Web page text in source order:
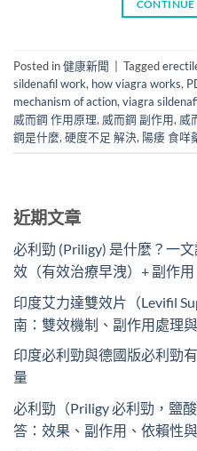
CONTINUE
Posted in健康新聞 Tagged
sildenafil work, how viagra works,
mechanism of action, viagra
威而鋼 作用原理, 威而鋼 副作用, 威
鋼是什麼, 硬度不足 解決, 陽痿 食咩
近期文章
必利勁 (Priligy) 是什麼？一
效（有效治療早洩）+ 副作用
印度艾力達雙效片（Levifil
南：雙效機制、副作用處理
印度必利勁與德國版必利勁
量
必利勁（Priligy 必利勁，鹽
答：效果、副作用、依賴性